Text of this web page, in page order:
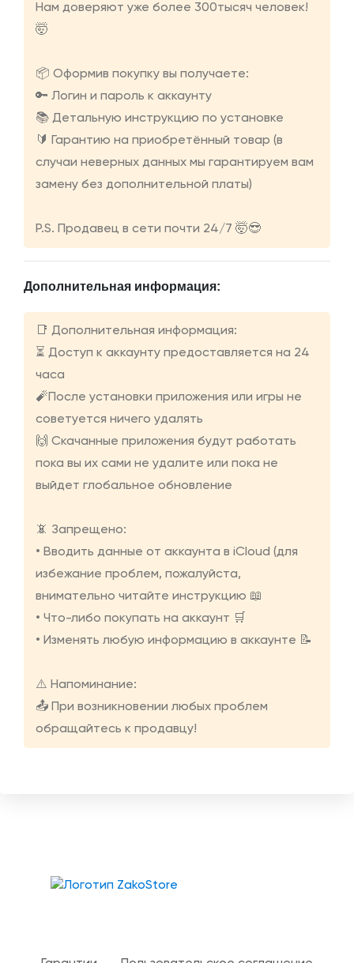
Нам доверяют уже более 300тысяч человек!
🤯
📦 Оформив покупку вы получаете:
🔑 Логин и пароль к аккаунту
📚 Детальную инструкцию по установке
🔰 Гарантию на приобретённый товар (в
случаи неверных данных мы гарантируем вам
замену без дополнительной платы)
P.S. Продавец в сети почти 24/7 🤯😎
Дополнительная информация:
📑 Дополнительная информация:
⏳ Доступ к аккаунту предоставляется на 24
часа
🧨После установки приложения или игры не
советуется ничего удалять
🙌 Скачанные приложения будут работать
пока вы их сами не удалите или пока не
выйдет глобальное обновление
📵 Запрещено:
• Вводить данные от аккаунта в iCloud (для
избежание проблем, пожалуйста,
внимательно читайте инструкцию 📖
• Что-либо покупать на аккаунт 🛒
• Изменять любую информацию в аккаунте 📝
⚠️ Напоминание:
📤 При возникновении любых проблем
обращайтесь к продавцу!